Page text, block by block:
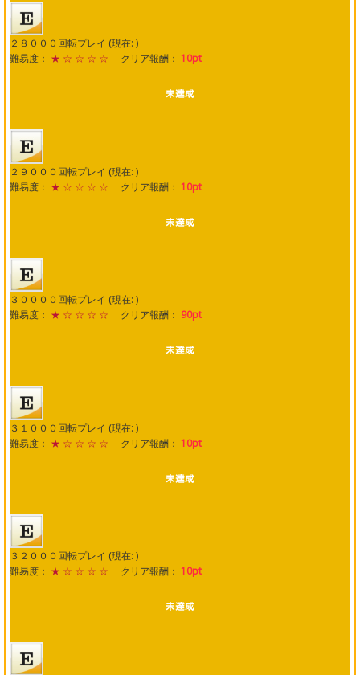
２８０００回転プレイ (現在: )
難易度： ★ ☆ ☆ ☆ ☆ クリア報酬： 10pt
２９０００回転プレイ (現在: )
難易度： ★ ☆ ☆ ☆ ☆ クリア報酬： 10pt
３００００回転プレイ (現在: )
難易度： ★ ☆ ☆ ☆ ☆ クリア報酬： 90pt
３１０００回転プレイ (現在: )
難易度： ★ ☆ ☆ ☆ ☆ クリア報酬： 10pt
３２０００回転プレイ (現在: )
難易度： ★ ☆ ☆ ☆ ☆ クリア報酬： 10pt